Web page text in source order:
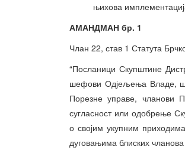
њихова
АМАНДМАН бр. 1
Члан 22, став 1 Статута
“Посланици Скупштине
шефови Одјељења Владе,
Порезне управе, чланови
сугласност или одобрење
о својим укупним
дуговањима блиских